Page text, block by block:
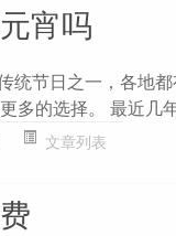
宵吗
统节日之一，各地
多的选择。 最近几
文章列表